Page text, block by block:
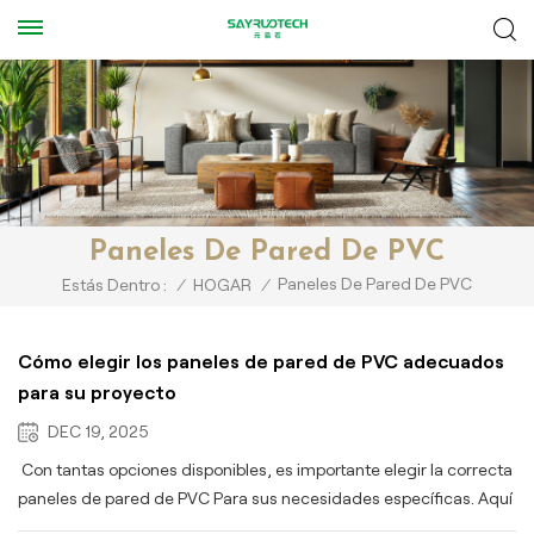
Paneles De Pared De PVC
Estás Dentro : / HOGAR / Paneles De Pared De PVC
Cómo elegir los paneles de pared de PVC adecuados
para su proyecto
DEC 19, 2025
Con tantas opciones disponibles, es importante elegir la correcta
paneles de pared de PVC Para sus necesidades específicas. Aquí
hay algunos factores clave a considerar:Solicitud: Para zonas